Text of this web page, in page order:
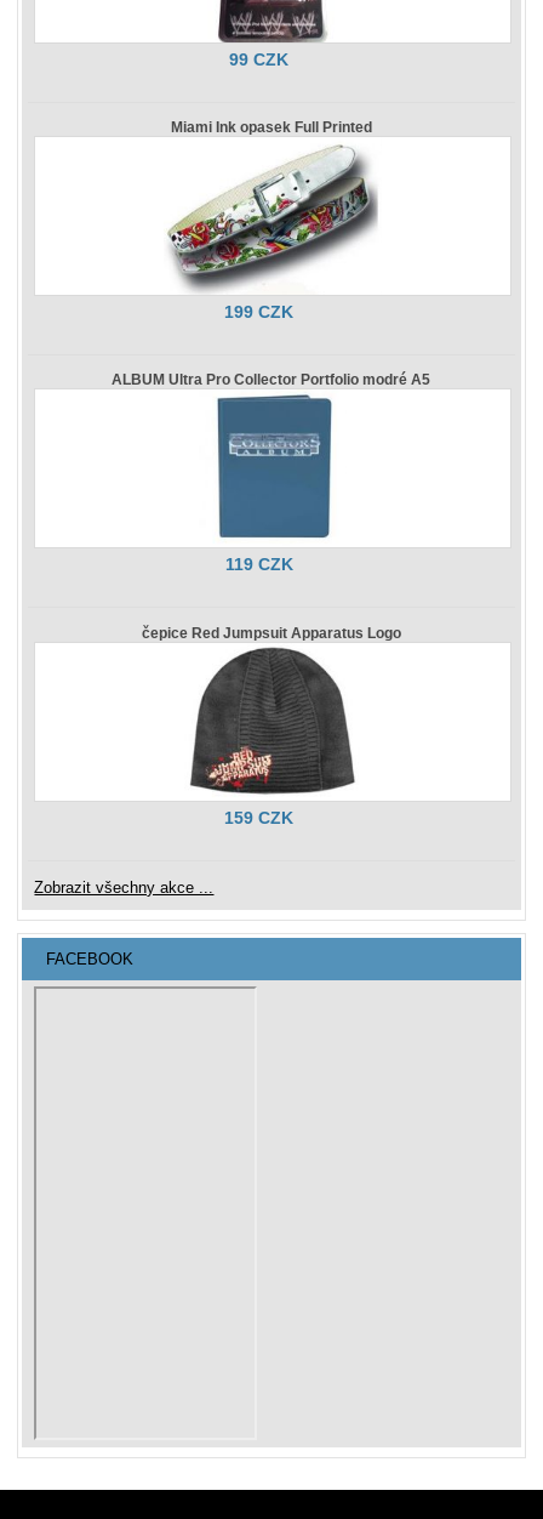
99 CZK
Miami Ink opasek Full Printed
199 CZK
ALBUM Ultra Pro Collector Portfolio modré A5
119 CZK
čepice Red Jumpsuit Apparatus Logo
159 CZK
Zobrazit všechny akce ...
FACEBOOK